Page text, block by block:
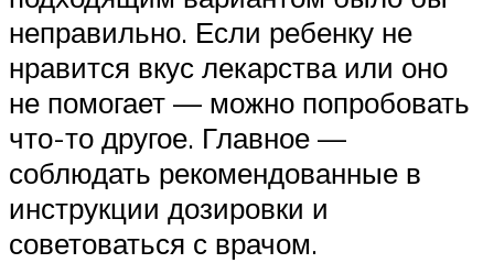
неправильно. Если ребенку не
нравится вкус лекарства или оно
не помогает — можно попробовать
что-то другое. Главное —
соблюдать рекомендованные в
инструкции дозировки и
советоваться с врачом.